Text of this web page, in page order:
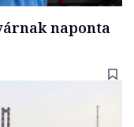
naponta